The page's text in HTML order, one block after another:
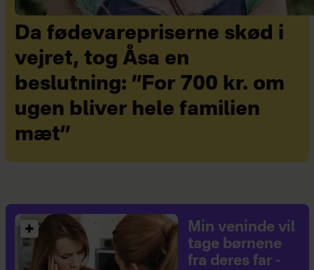
Da fødevarepriserne skød i
vejret, tog Åsa en
beslutning: ”For 700 kr. om
ugen bliver hele familien
mæt”
Min veninde vil
tage børnene
fra deres far -